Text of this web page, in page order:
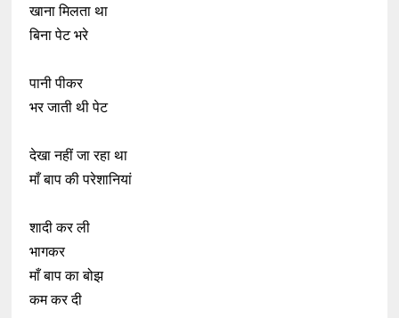
खाना मिलता था
बिना पेट भरे
पानी पीकर
भर जाती थी पेट
देखा नहीं जा रहा था
माँ बाप की परेशानियां
शादी कर ली
भागकर
माँ बाप का बोझ
कम कर दी